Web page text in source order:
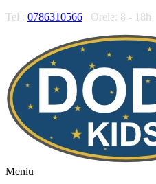
Tel : 0786310566 Orele: 8 - 18h
Meniu